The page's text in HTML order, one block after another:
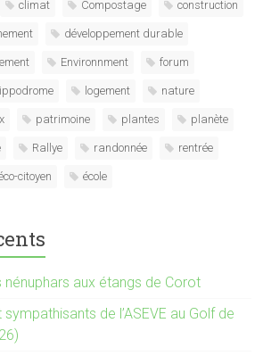
climat Compostage construction
développement durable
Environnment forum
logement nature
patrimoine plantes planète
Rallye randonnée rentrée
citoyen école
nénuphars aux étangs de Corot
de l’ASEVE au Golf de